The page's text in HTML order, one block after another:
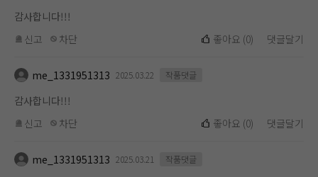
감사합니다!!!
신고
차단 좋아요 (0) 댓글달기
me_1331951313 2025.03.22 작품댓글
감사합니다!!!
신고
차단 좋아요 (0) 댓글달기
me_1331951313 2025.03.21 작품댓글